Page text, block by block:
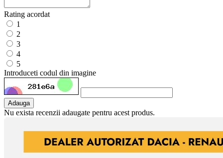
Rating acordat
1
2
3
4
5
Introduceti codul din imagine
Adauga
Nu exista recenzii adaugate pentru acest produs.